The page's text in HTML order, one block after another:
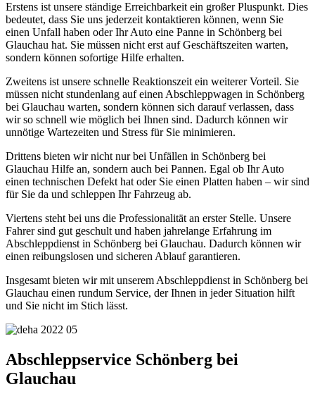
Erstens ist unsere ständige Erreichbarkeit ein großer Pluspunkt. Dies
bedeutet, dass Sie uns jederzeit kontaktieren können, wenn Sie
einen Unfall haben oder Ihr Auto eine Panne in Schönberg bei
Glauchau hat. Sie müssen nicht erst auf Geschäftszeiten warten,
sondern können sofortige Hilfe erhalten.
Zweitens ist unsere schnelle Reaktionszeit ein weiterer Vorteil. Sie
müssen nicht stundenlang auf einen Abschleppwagen in Schönberg
bei Glauchau warten, sondern können sich darauf verlassen, dass
wir so schnell wie möglich bei Ihnen sind. Dadurch können wir
unnötige Wartezeiten und Stress für Sie minimieren.
Drittens bieten wir nicht nur bei Unfällen in Schönberg bei
Glauchau Hilfe an, sondern auch bei Pannen. Egal ob Ihr Auto
einen technischen Defekt hat oder Sie einen Platten haben – wir sind
für Sie da und schleppen Ihr Fahrzeug ab.
Viertens steht bei uns die Professionalität an erster Stelle. Unsere
Fahrer sind gut geschult und haben jahrelange Erfahrung im
Abschleppdienst in Schönberg bei Glauchau. Dadurch können wir
einen reibungslosen und sicheren Ablauf garantieren.
Insgesamt bieten wir mit unserem Abschleppdienst in Schönberg bei
Glauchau einen rundum Service, der Ihnen in jeder Situation hilft
und Sie nicht im Stich lässt.
Abschleppservice Schönberg bei
Glauchau